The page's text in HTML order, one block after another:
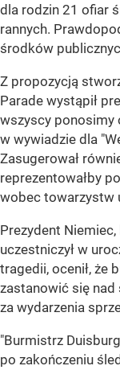
dla rodzin 21 ofiar
rannych.
środków
Z propozycją
Parade wystąpił
wszyscy ponosimy
w wywiadzie dla
Zasugerował
reprezentowałby
wobec towarzystw
Prezydent
uczestniczył w
tragedii, ocenił, że
zastanowić się
za wydarzenia
"Burmistrz
po zakończeniu